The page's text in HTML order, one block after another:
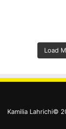
Load
Kamilia Lahrichi©